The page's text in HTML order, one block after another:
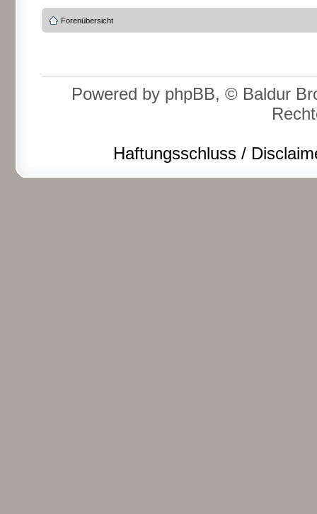
Forenübersicht
Powered by phpBB, © Baldur
Haftungsschluss /